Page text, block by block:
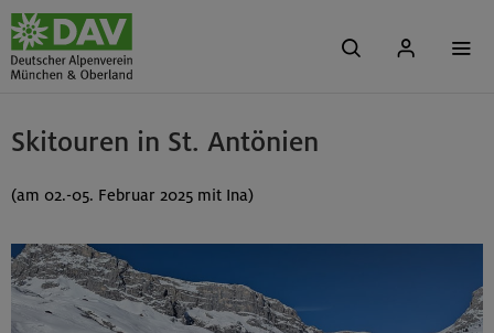
Skitouren in St. Antönien
(am 02.-05. Februar 2025 mit Ina)